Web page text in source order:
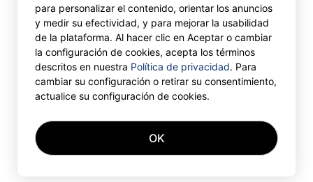
para personalizar el contenido, orientar los anuncios
y medir su efectividad, y para mejorar la usabilidad
de la plataforma. Al hacer clic en Aceptar o cambiar
la configuración de cookies, acepta los términos
descritos en nuestra Política de privacidad. Para
cambiar su configuración o retirar su consentimiento,
actualice su configuración de cookies.
OK